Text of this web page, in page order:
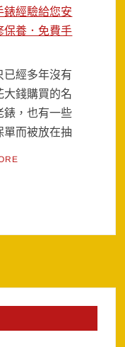
錶經驗給您安
保養．免費手
已經多年沒有
大錢購買的名
錶，也有一些
單而被放在抽